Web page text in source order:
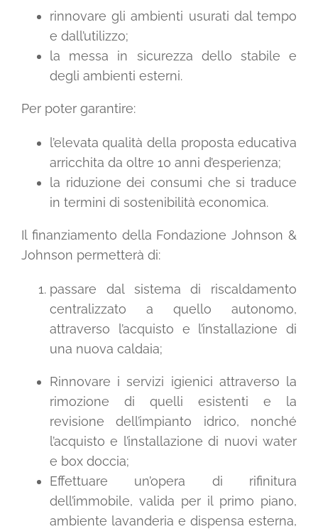
Contatti
CARRELLO
rinnovare gli ambienti usurati dal tempo
e dall’utilizzo;
la messa in sicurezza dello stabile e
degli ambienti esterni.
Per poter garantire:
l’elevata qualità della proposta educativa
arricchita da oltre 10 anni d’esperienza;
la riduzione dei consumi che si traduce
in termini di sostenibilità economica.
Il finanziamento della Fondazione Johnson &
Johnson permetterà di:
passare dal sistema di riscaldamento
centralizzato a quello autonomo,
attraverso l’acquisto e l’installazione di
una nuova caldaia;
Rinnovare i servizi igienici attraverso la
rimozione di quelli esistenti e la
revisione dell’impianto idrico, nonché
l’acquisto e l’installazione di nuovi water
e box doccia;
Effettuare un’opera di rifinitura
dell’immobile, valida per il primo piano,
ambiente lavanderia e dispensa esterna,